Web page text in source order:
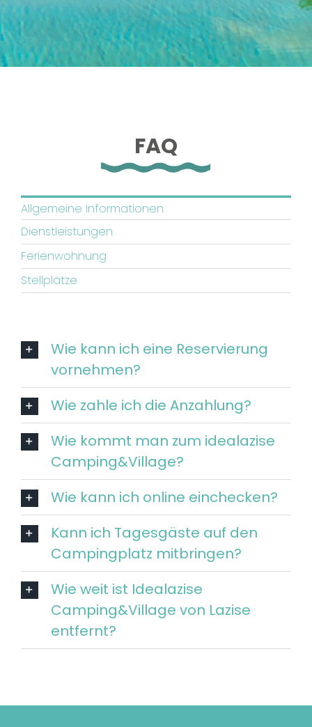
Kontakte
FAQ
Allgemeine Informationen
Dienstleistungen
Ferienwohnung
Stellplätze
Wie kann ich eine Reservierung
vornehmen?
Wie zahle ich die Anzahlung?
Wie kommt man zum idealazise
Camping&Village?
Wie kann ich online einchecken?
Kann ich Tagesgäste auf den
Campingplatz mitbringen?
Wie weit ist Idealazise
Camping&Village von Lazise
entfernt?